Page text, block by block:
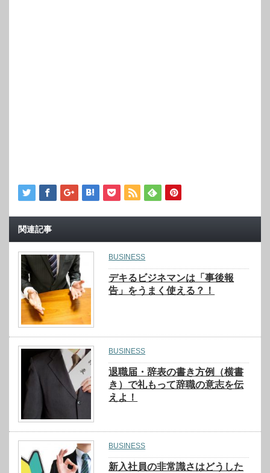
関連記事
BUSINESS
デキるビジネマンは「事後報
告」をうまく使える？！
BUSINESS
退職届・辞表の書き方例（横書
き）で礼もって辞職の意志を伝
えよ！
BUSINESS
新入社員の非常識さはどうした